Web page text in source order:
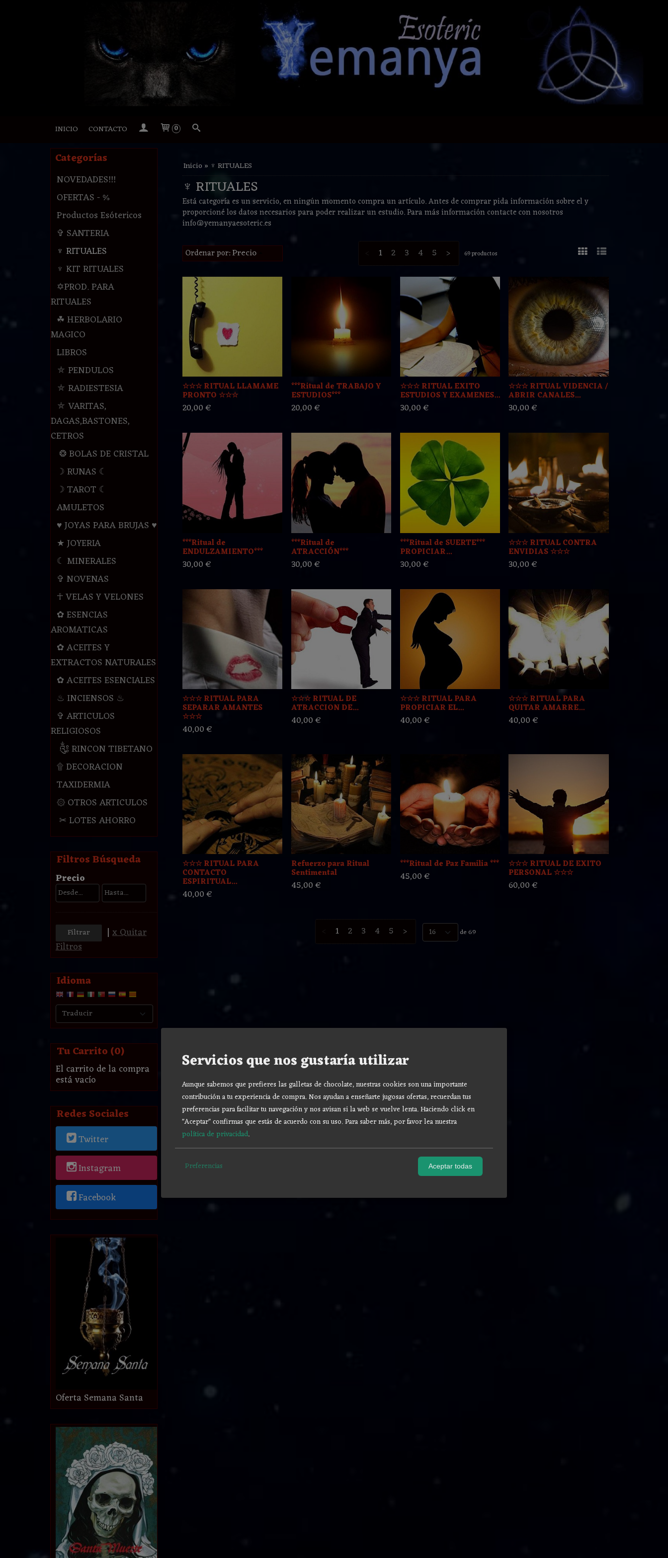
INICIO CONTACTO 0
Categorías
NOVEDADES!!!
OFERTAS - %
Productos Esótericos
✞ SANTERIA
♆ RITUALES
♆ KIT RITUALES
✡PROD. PARA
RITUALES
☘ HERBOLARIO
MAGICO
LIBROS
⛤ PENDULOS
⛤ RADIESTESIA
⛤ VARITAS,
DAGAS,BASTONES,
CETROS
❂ BOLAS DE CRISTAL
☽ RUNAS ☾
☽ TAROT ☾
AMULETOS
♥ JOYAS PARA BRUJAS ♥
★ JOYERIA
☾ MINERALES
✞ NOVENAS
☥ VELAS Y VELONES
✿ ESENCIAS
AROMATICAS
✿ ACEITES Y
EXTRACTOS NATURALES
✿ ACEITES ESENCIALES
♨ INCIENSOS ♨
✞ ARTICULOS
RELIGIOSOS
༃ RINCON TIBETANO
۩ DECORACION
TAXIDERMIA
۞ OTROS ARTICULOS
✂ LOTES AHORRO
Filtros Búsqueda
Precio
| x Quitar
Filtros
Idioma
Tu Carrito (0)
El carrito de la compra
está vacío
Redes Sociales
Twitter
Instagram
Facebook
Oferta Semana Santa
Inicio » ♆ RITUALES
♆ RITUALES
Está categoría es un servicio, en ningún momento compra un artículo. Antes de comprar pida información sobre el y
proporcioné los datos necesarios para poder realizar un estudio. Para más información contacte con nosotros
info@yemanyaesoteric.es
Ordenar por:Precio 1 2 3 4 5 > 69 productos
☆☆☆ RITUAL LLAMAME
PRONTO ☆☆☆
20,00 €
***Ritual de TRABAJO Y
ESTUDIOS***
20,00 €
☆☆☆ RITUAL EXITO
ESTUDIOS Y EXAMENES...
30,00 €
☆☆☆ RITUAL VIDENCIA /
ABRIR CANALES...
30,00 €
***Ritual de
ENDULZAMIENTO***
30,00 €
***Ritual de
ATRACCIÓN***
30,00 €
***Ritual de SUERTE***
PROPICIAR...
30,00 €
☆☆☆ RITUAL CONTRA
ENVIDIAS ☆☆☆
30,00 €
☆☆☆ RITUAL PARA
SEPARAR AMANTES
☆☆☆
40,00 €
☆☆☆ RITUAL DE
ATRACCION DE...
40,00 €
☆☆☆ RITUAL PARA
PROPICIAR EL...
40,00 €
☆☆☆ RITUAL PARA
QUITAR AMARRE...
40,00 €
☆☆☆ RITUAL PARA
CONTACTO
ESPIRITUAL...
40,00 €
Refuerzo para Ritual
Sentimental
45,00 €
***Ritual de Paz Familia ***
45,00 €
☆☆☆ RITUAL DE EXITO
PERSONAL ☆☆☆
60,00 €
1 2 3 4 5 > de 69
Servicios que nos gustaría utilizar
Aunque sabemos que prefieres las galletas de chocolate, nuestras cookies son una importante
contribución a tu experiencia de compra. Nos ayudan a enseñarte jugosas ofertas, recuerdan tus
preferencias para facilitar tu navegación y nos avisan si la web se vuelve lenta. Haciendo click en
"Aceptar" confirmas que estás de acuerdo con su uso.Para saber más, por favor lea nuestra
política de privacidad.
Preferencias Aceptar todas